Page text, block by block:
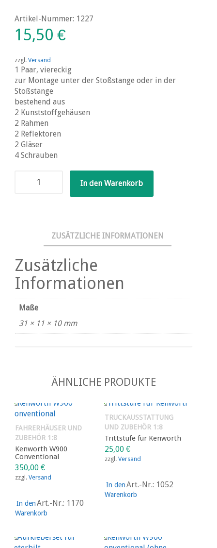
Artikel-Nummer: 1227
15,50 €
zzgl. Versand
1 Paar, viereckig
zur Montage unter der Stoßstange oder in der
Stoßstange
bestehend aus
2 Kunststoffgehäusen
2 Rahmen
2 Reflektoren
2 Gläser
4 Schrauben
In den Warenkorb
ZUSÄTZLICHE INFORMATIONEN
Zusätzliche
Informationen
Maße
31 × 11 × 10 mm
ÄHNLICHE PRODUKTE
FAHRERHÄUSER UND
ZUBEHÖR 1:8
Kenworth W900
Conventional
350,00 €
zzgl. Versand
In den
Warenkorb
Art.-Nr.: 1170
TRUCKAUSSTATTUNG
UND ZUBEHÖR 1:8
Trittstufe für Kenworth
25,00€
zzgl.Versand
In den
Warenkorb
Art.-Nr.: 1052